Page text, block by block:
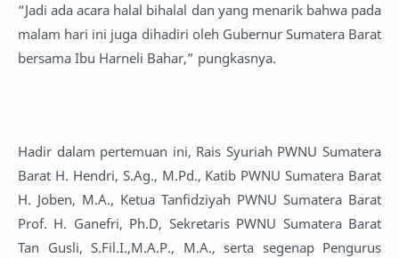
“Jadi ada acara halal bihalal dan yang menarik bahwa pada
malam hari ini juga dihadiri oleh Gubernur Sumatera Barat
bersama Ibu Harneli Bahar,” pungkasnya.
Hadir dalam pertemuan ini, Rais Syuriah PWNU Sumatera
Barat H. Hendri, S.Ag., M.Pd., Katib PWNU Sumatera Barat
H. Joben, M.A., Ketua Tanfidziyah PWNU Sumatera Barat
Prof. H. Ganefri, Ph.D, Sekretaris PWNU Sumatera Barat
Tan Gusli, S.Fil.I.,M.A.P., M.A., serta segenap Pengurus